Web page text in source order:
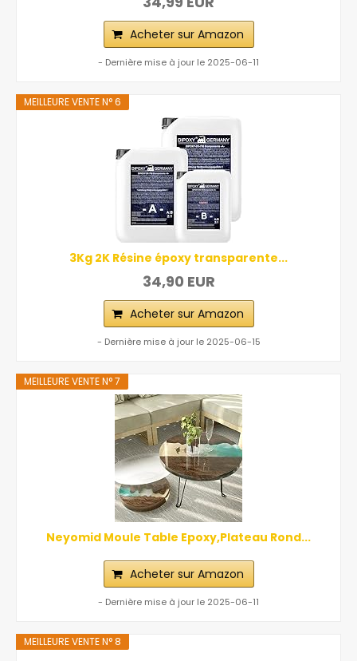
Acheter sur Amazon
- Dernière mise à jour le 2025-06-11
MEILLEURE VENTE N° 6
3Kg 2K Résine époxy transparente...
34,90 EUR
Acheter sur Amazon
- Dernière mise à jour le 2025-06-15
MEILLEURE VENTE N° 7
Neyomid Moule Table Epoxy,Plateau Rond...
Acheter sur Amazon
- Dernière mise à jour le 2025-06-11
MEILLEURE VENTE N° 8